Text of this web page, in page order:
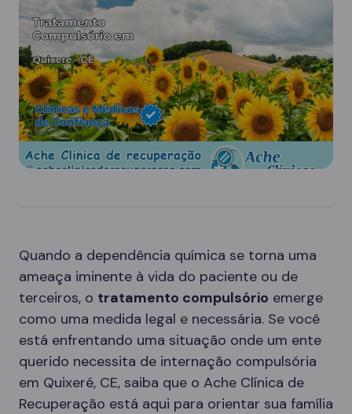
Quando a dependência química se torna uma
ameaça iminente à vida do paciente ou de
terceiros, o tratamento compulsório emerge
como uma medida legal e necessária. Se você
está enfrentando uma situação onde um ente
querido necessita de internação compulsória
em Quixeré, CE, saiba que o Ache Clínica de
Recuperação está aqui para orientar sua família